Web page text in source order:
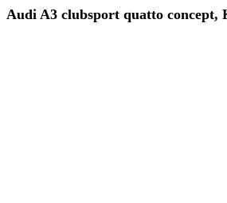
Audi A3 clubsport quatto